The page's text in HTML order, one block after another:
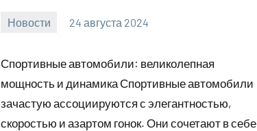
Новости 24 августа 2024
Спортивные автомобили: великолепная
мощность и динамика Спортивные автомобили
зачастую ассоциируются с элегантностью,
скоростью и азартом гонок. Они сочетают в себе